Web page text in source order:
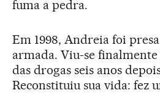
fuma a pedra.
Em 1998, Andreia foi
armada. Viu-se
das drogas seis anos
Reconstituiu sua vida: fez